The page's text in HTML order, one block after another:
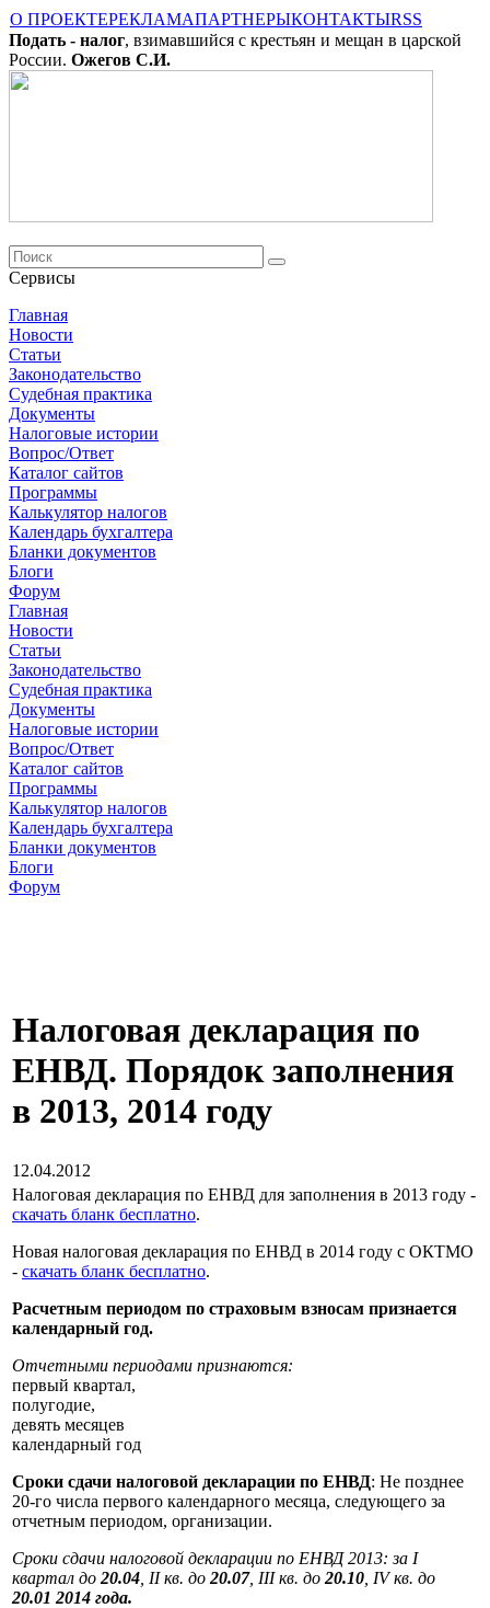
О ПРОЕКТЕРЕКЛАМАПАРТНЕРЫКОНТАКТЫRSS
Подать - налог, взимавшийся с крестьян и мещан в царской
России. Ожегов С.И.
Сервисы
Главная
Новости
Cтатьи
Законодательство
Судебная практика
Документы
Налоговые истории
Вопрос/Ответ
Каталог сайтов
Программы
Калькулятор налогов
Календарь бухгалтера
Бланки документов
Блоги
Форум
Главная
Новости
Cтатьи
Законодательство
Судебная практика
Документы
Налоговые истории
Вопрос/Ответ
Каталог сайтов
Программы
Калькулятор налогов
Календарь бухгалтера
Бланки документов
Блоги
Форум
Налоговая декларация по
ЕНВД. Порядок заполнения
в 2013, 2014 году
12.04.2012
Налоговая декларация по ЕНВД для заполнения в 2013 году -
скачать бланк бесплатно.
Новая налоговая декларация по ЕНВД в 2014 году с ОКТМО
- скачать бланк бесплатно.
Расчетным периодом по страховым взносам признается
календарный год.
Отчетными периодами признаются:
первый квартал,
полугодие,
девять месяцев
календарный год
Сроки сдачи налоговой декларации по ЕНВД: Не позднее
20-го числа первого календарного месяца, следующего за
отчетным периодом, организации.
Сроки сдачи налоговой декларации по ЕНВД 2013: за I
квартал до 20.04 , II кв. до 20.07, III кв. до 20.10 , IV кв. до
20.01 2014 года.